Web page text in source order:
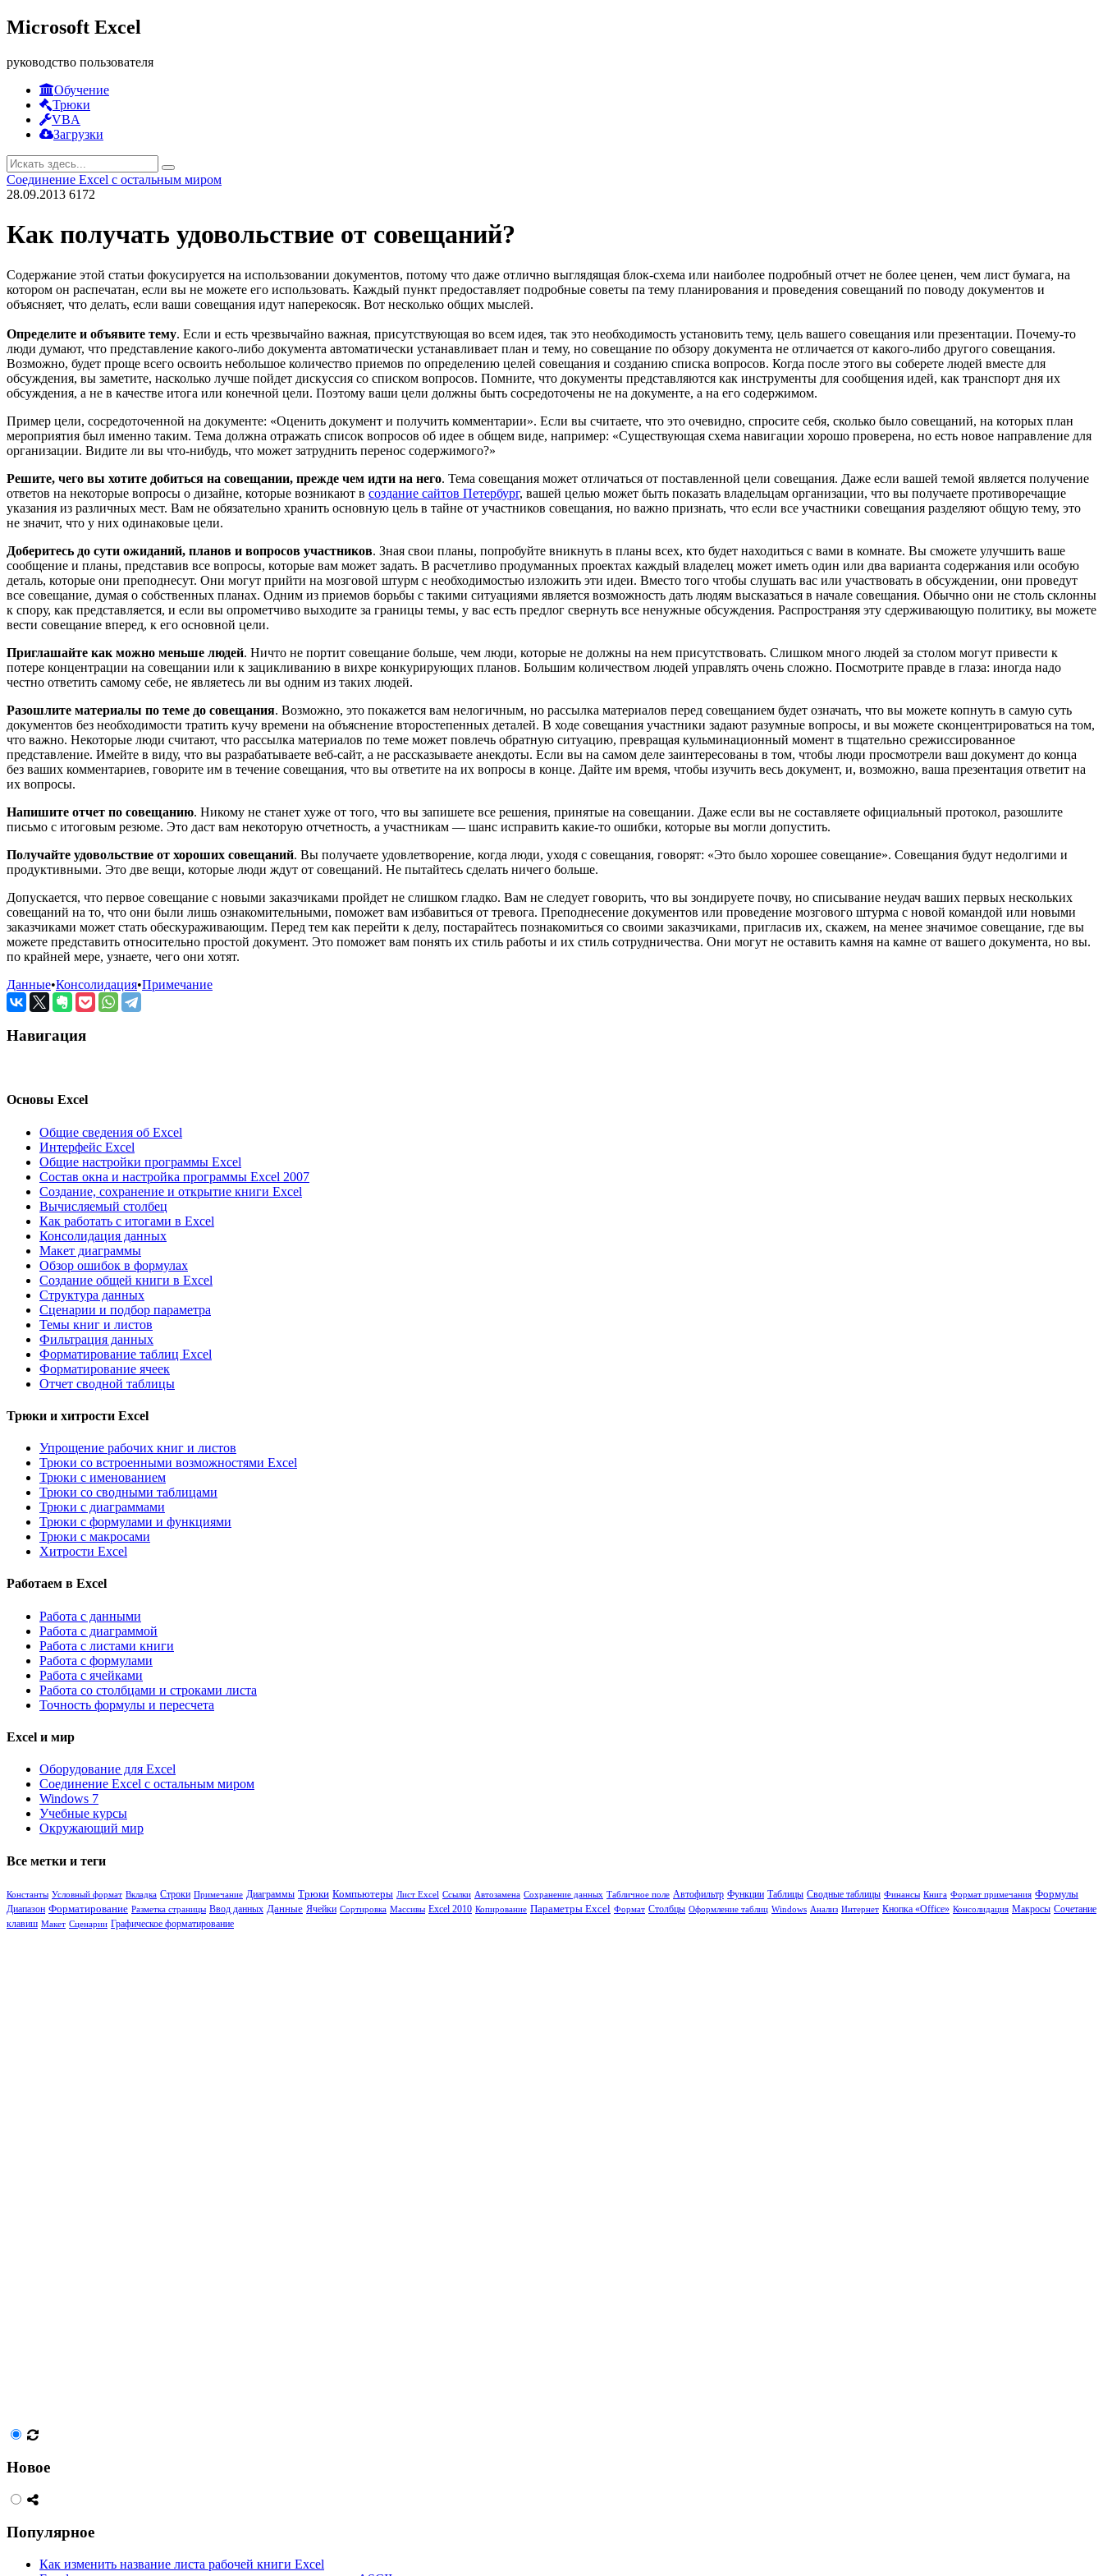
Microsoft Excel
руководство пользователя
Обучение
Трюки
VBA
Загрузки
Соединение Excel с остальным миром
28.09.2013 6172
Как получать удовольствие от совещаний?
Содержание этой статьи фокусируется на использовании документов, потому что даже отлично выглядящая блок-схема или наиболее подробный отчет не более ценен, чем лист бумага, на
котором он распечатан, если вы не можете его использовать. Каждый пункт предоставляет подробные советы па тему планирования и проведения совещаний по поводу документов и
объясняет, что делать, если ваши совещания идут наперекосяк. Вот несколько общих мыслей.
Определите и объявите тему. Если и есть чрезвычайно важная, присутствующая во всем идея, так это необходимость установить тему, цель вашего совещания или презентации. Почему-то
люди думают, что представление какого-либо документа автоматически устанавливает план и тему, но совещание по обзору документа не отличается от какого-либо другого совещания.
Возможно, будет проще всего освоить небольшое количество приемов по определению целей совещания и созданию списка вопросов. Когда после этого вы соберете людей вместе для
обсуждения, вы заметите, насколько лучше пойдет дискуссия со списком вопросов. Помните, что документы представляются как инструменты для сообщения идей, как транспорт дня их
обсуждения, а не в качестве итога или конечной цели. Поэтому ваши цели должны быть сосредоточены не на документе, а на его содержимом.
Пример цели, сосредоточенной на документе: «Оценить документ и получить комментарии». Если вы считаете, что это очевидно, спросите себя, сколько было совещаний, на которых план
мероприятия был именно таким. Тема должна отражать список вопросов об идее в общем виде, например: «Существующая схема навигации хорошо проверена, но есть новое направление для
организации. Видите ли вы что-нибудь, что может затруднить перенос содержимого?»
Решите, чего вы хотите добиться на совещании, прежде чем идти на него. Тема совещания может отличаться от поставленной цели совещания. Даже если вашей темой является получение
ответов на некоторые вопросы о дизайне, которые возникают в создание сайтов Петербург, вашей целью может быть показать владельцам организации, что вы получаете противоречащие
указания из различных мест. Вам не обязательно хранить основную цель в тайне от участников совещания, но важно признать, что если все участники совещания разделяют общую тему, это
не значит, что у них одинаковые цели.
Доберитесь до сути ожиданий, планов и вопросов участников. Зная свои планы, попробуйте вникнуть в планы всех, кто будет находиться с вами в комнате. Вы сможете улучшить ваше
сообщение и планы, представив все вопросы, которые вам может задать. В расчетливо продуманных проектах каждый владелец может иметь один или два варианта содержания или особую
деталь, которые они преподнесут. Они могут прийти на мозговой штурм с необходимостью изложить эти идеи. Вместо того чтобы слушать вас или участвовать в обсуждении, они проведут
все совещание, думая о собственных планах. Одним из приемов борьбы с такими ситуациями является возможность дать людям высказаться в начале совещания. Обычно они не столь склонны
к спору, как представляется, и если вы опрометчиво выходите за границы темы, у вас есть предлог свернуть все ненужные обсуждения. Распространяя эту сдерживающую политику, вы можете
вести совещание вперед, к его основной цели.
Приглашайте как можно меньше людей. Ничто не портит совещание больше, чем люди, которые не должны на нем присутствовать. Слишком много людей за столом могут привести к
потере концентрации на совещании или к зацикливанию в вихре конкурирующих планов. Большим количеством людей управлять очень сложно. Посмотрите правде в глаза: иногда надо
честно ответить самому себе, не являетесь ли вы одним из таких людей.
Разошлите материалы по теме до совещания. Возможно, это покажется вам нелогичным, но рассылка материалов перед совещанием будет означать, что вы можете копнуть в самую суть
документов без необходимости тратить кучу времени на объяснение второстепенных деталей. В ходе совещания участники задают разумные вопросы, и вы можете сконцентрироваться на том,
что важно. Некоторые люди считают, что рассылка материалов по теме может повлечь обратную ситуацию, превращая кульминационный момент в тщательно срежиссированное
представление. Имейте в виду, что вы разрабатываете веб-сайт, а не рассказываете анекдоты. Если вы на самом деле заинтересованы в том, чтобы люди просмотрели ваш документ до конца
без ваших комментариев, говорите им в течение совещания, что вы ответите на их вопросы в конце. Дайте им время, чтобы изучить весь документ, и, возможно, ваша презентация ответит на
их вопросы.
Напишите отчет по совещанию. Никому не станет хуже от того, что вы запишете все решения, принятые на совещании. Даже если вы не составляете официальный протокол, разошлите
письмо с итоговым резюме. Это даст вам некоторую отчетность, а участникам — шанс исправить какие-то ошибки, которые вы могли допустить.
Получайте удовольствие от хороших совещаний. Вы получаете удовлетворение, когда люди, уходя с совещания, говорят: «Это было хорошее совещание». Совещания будут недолгими и
продуктивными. Это две вещи, которые люди ждут от совещаний. Не пытайтесь сделать ничего больше.
Допускается, что первое совещание с новыми заказчиками пройдет не слишком гладко. Вам не следует говорить, что вы зондируете почву, но списывание неудач ваших первых нескольких
совещаний на то, что они были лишь ознакомительными, поможет вам избавиться от тревога. Преподнесение документов или проведение мозгового штурма с новой командой или новыми
заказчиками может стать обескураживающим. Перед тем как перейти к делу, постарайтесь познакомиться со своими заказчиками, пригласив их, скажем, на менее значимое совещание, где вы
можете представить относительно простой документ. Это поможет вам понять их стиль работы и их стиль сотрудничества. Они могут не оставить камня на камне от вашего документа, но вы.
по крайней мере, узнаете, чего они хотят.
Данные•Консолидация•Примечание
Навигация
Основы Excel
Общие сведения об Excel
Интерфейс Excel
Общие настройки программы Excel
Состав окна и настройка программы Excel 2007
Создание, сохранение и открытие книги Excel
Вычисляемый столбец
Как работать с итогами в Excel
Консолидация данных
Макет диаграммы
Обзор ошибок в формулах
Создание общей книги в Excel
Структура данных
Сценарии и подбор параметра
Темы книг и листов
Фильтрация данных
Форматирование таблиц Excel
Форматирование ячеек
Отчет сводной таблицы
Трюки и хитрости Excel
Упрощение рабочих книг и листов
Трюки со встроенными возможностями Excel
Трюки с именованием
Трюки со сводными таблицами
Трюки с диаграммами
Трюки с формулами и функциями
Трюки с макросами
Хитрости Excel
Работаем в Excel
Работа с данными
Работа с диаграммой
Работа с листами книги
Работа с формулами
Работа с ячейками
Работа со столбцами и строками листа
Точность формулы и пересчета
Excel и мир
Оборудование для Excel
Соединение Excel с остальным миром
Windows 7
Учебные курсы
Окружающий мир
Все метки и теги
Константы Условный формат Вкладка Строки Примечание Диаграммы Трюки Компьютеры Лист Excel Ссылки Автозамена Сохранение данных Табличное поле Автофильтр Функции Таблицы Сводные таблицы Финансы Книга Формат примечания Формулы
Диапазон Форматирование Разметка страницы Ввод данных Данные Ячейки Сортировка Массивы Excel 2010 Копирование Параметры Excel Формат Столбцы Оформление таблиц Windows Анализ Интернет Кнопка «Office» Консолидация Макросы Сочетание
клавиш Макет Сценарии Графическое форматирование
Новое
Популярное
Как изменить название листа рабочей книги Excel